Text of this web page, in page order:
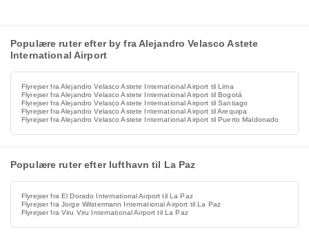
Populære ruter efter by fra Alejandro Velasco Astete
International Airport
Flyrejser fra Alejandro Velasco Astete International Airport til Lima
Flyrejser fra Alejandro Velasco Astete International Airport til Bogotá
Flyrejser fra Alejandro Velasco Astete International Airport til Santiago
Flyrejser fra Alejandro Velasco Astete International Airport til Arequipa
Flyrejser fra Alejandro Velasco Astete International Airport til Puerto Maldonado
Populære ruter efter lufthavn til La Paz
Flyrejser fra El Dorado International Airport til La Paz
Flyrejser fra Jorge Wilstermann International Airport til La Paz
Flyrejser fra Viru Viru International Airport til La Paz